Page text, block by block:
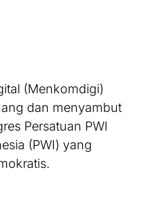
(Menkomdigi)
dan menyambut
Persatuan PWI
(PWI) yang